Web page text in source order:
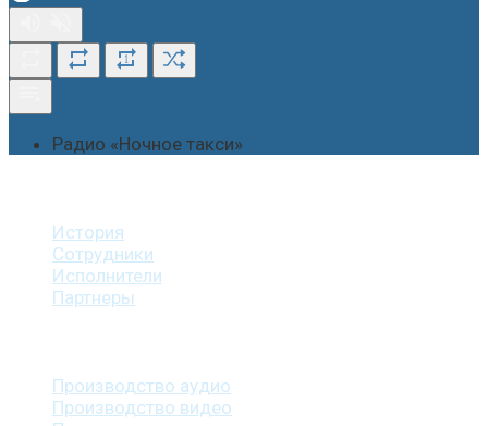
1
Радио «Ночное такси»
История
Сотрудники
Исполнители
Партнеры
Производство аудио
Производство видео